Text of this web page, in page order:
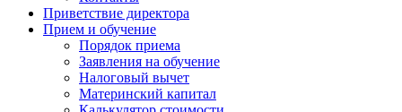
Приветствие директора
Прием и обучение
Порядок приема
Заявления на обучение
Налоговый вычет
Материнский капитал